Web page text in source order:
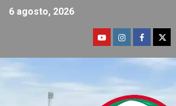
6 agosto, 2026